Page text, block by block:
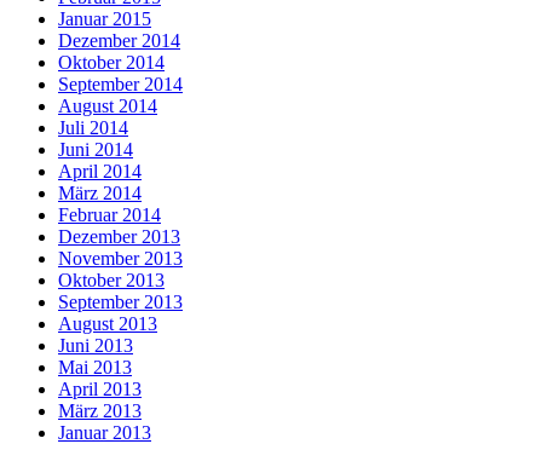
Januar 2015
Dezember 2014
Oktober 2014
September 2014
August 2014
Juli 2014
Juni 2014
April 2014
März 2014
Februar 2014
Dezember 2013
November 2013
Oktober 2013
September 2013
August 2013
Juni 2013
Mai 2013
April 2013
März 2013
Januar 2013